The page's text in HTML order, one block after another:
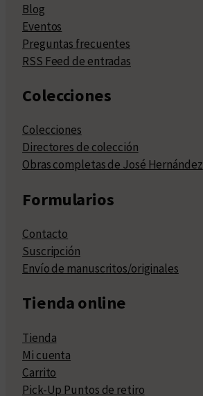
Blog
Eventos
Preguntas frecuentes
RSS Feed de entradas
Colecciones
Colecciones
Directores de colección
Obras completas de José Hernández
Formularios
Contacto
Suscripción
Envío de manuscritos/originales
Tienda online
Tienda
Mi cuenta
Carrito
Pick-Up Puntos de retiro